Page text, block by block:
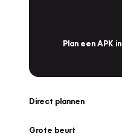
Plan een APK in
Direct plannen
Grote beurt